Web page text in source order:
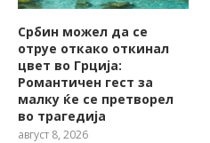
Србин можел да се
отруе откако откинал
цвет во Грција:
Романтичен гест за
малку ќе се претворел
во трагедија
август 8, 2026